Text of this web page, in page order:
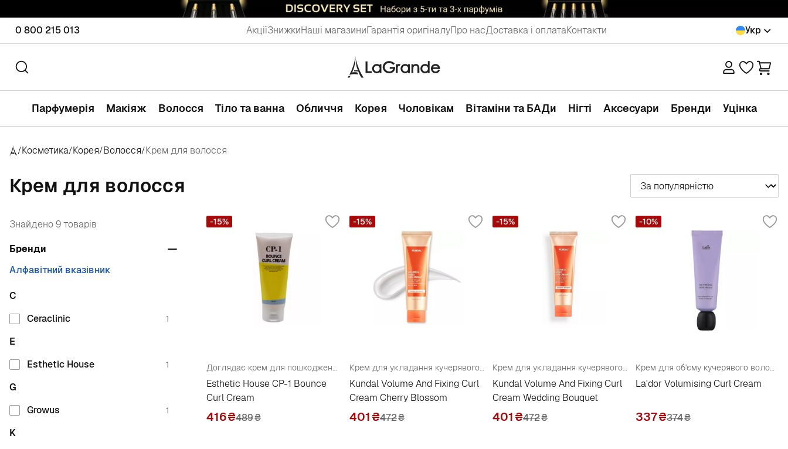
0 800 215 013 АкціїЗнижкиНаші магазиниГарантія оригіналуПро насДоставка і оплатаКонтакти Укр
Парфумерія Макіяж Волосся Тіло та ванна Обличчя Корея Чоловікам Вітаміни та БАДи Нігті Аксесуари Бренди Уцінка
/Косметика/Корея/Волосся/Крем для волосся
Крем для волосся
Знайдено 9 товарів
Бренди
Алфавітний вказівник
C
Ceraclinic
1
E
Esthetic House
1
G
Growus
1
K
Доглядає крем для пошкодженого волосся
Esthetic House CP-1 Bounce
Curl Cream
416₴489₴
-15%
Крем для укладання кучерявого волосся з ароматом "Квіти вишні"
Kundal Volume And Fixing Curl
Cream Cherry Blossom
401₴472₴
-15%
Крем для укладання кучерявого волосся з ароматом "Весільний букет"
Kundal Volume And Fixing Curl
Cream Wedding Bouquet
401₴472₴
-15%
Крем для об'єму кучерявого волосся
La'dor Volumising Curl Cream
337₴374₴
-10%